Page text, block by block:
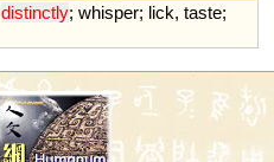
distinctly; whisper; lick, taste;